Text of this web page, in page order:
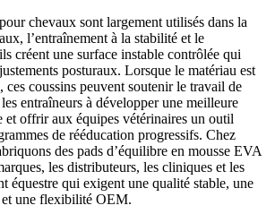
chevaux sont largement utilisés dans la
l’entraînement à la stabilité et le
créent une surface instable contrôlée qui
posturaux. Lorsque le matériau est
ces coussins peuvent soutenir le travail de
entraîneurs à développer une meilleure
et offrir aux équipes vétérinaires un outil
de rééducation progressifs. Chez
des pads d’équilibre en mousse EVA
les distributeurs, les cliniques et les
équestre qui exigent une qualité stable, une
une flexibilité OEM.